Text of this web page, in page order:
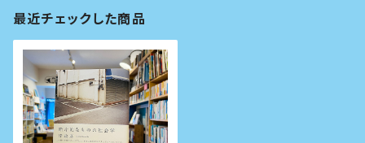
最近チェックした商品